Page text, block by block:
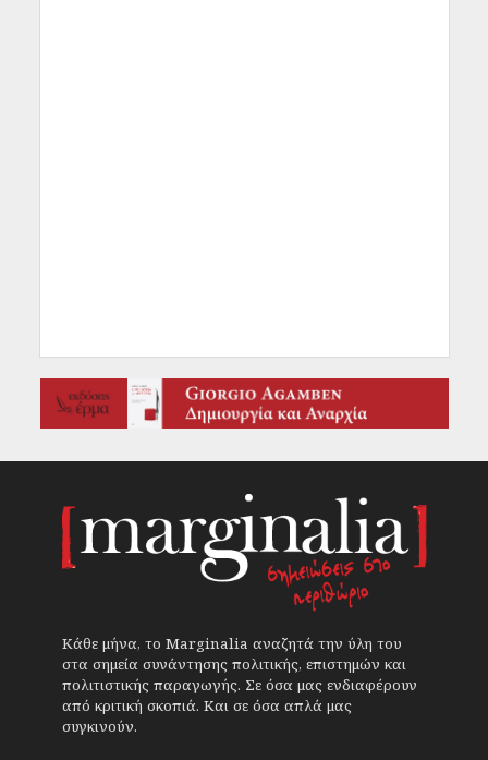
Κάθε μήνα, το Marginalia αναζητά την ύλη του
στα σημεία συνάντησης πολιτικής, επιστημών και
πολιτιστικής παραγωγής. Σε όσα μας ενδιαφέρουν
από κριτική σκοπιά. Και σε όσα απλά μας
συγκινούν.